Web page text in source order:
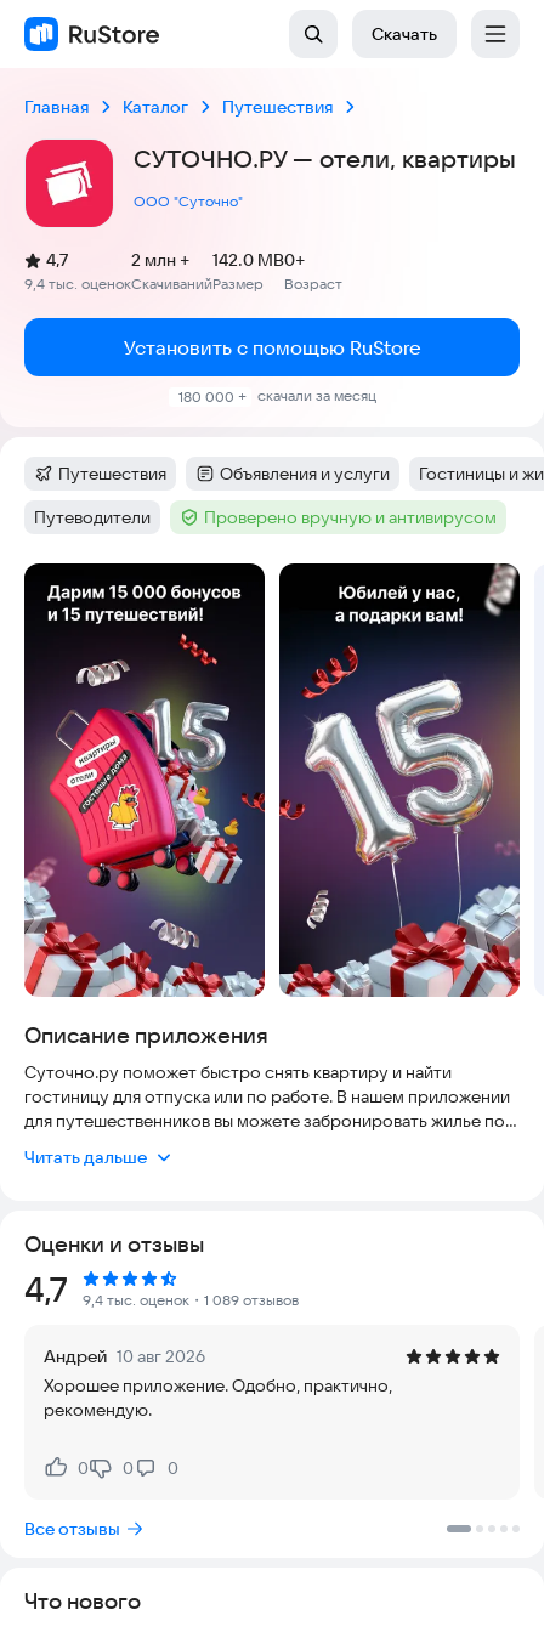
Скачать
Главная Каталог Путешествия
СУТОЧНО.РУ — отели, квартиры
ООО "Суточно"
Рейтинг:
4,7
(
9,4 тыс. оценок
)
Скачиваний
2 млн +
Размер
142.0 MB
Возраст
0+
Установить с помощью RuStore
180 000 + скачали за месяц
Категория:
Путешествия Категория:
Объявления и услуги Тег:
Гостиницы и
Тег:
Путеводители Тег :Проверено вручную и антивирусом
Скриншоты
Описание приложения
Суточно.ру поможет быстро снять квартиру и найти
гостиницу для отпуска или по работе. В нашем приложении
для путешественников вы можете забронировать жилье по
ближнем зарубежье.
Отдых на море и пляже, командировка, путешествие на
машине в другие города, дальняя поездка на выходные — на
Суточно.ру можно найти квартиру или снять номер в отеле
на все случаи жизни. Выбор огромный — более 420 000
хостелы, а также недорогие отели и гостиницы.
🌎 Путешествуйте по России и не только
любом городе России: Москва, Санкт-Петербург, Казань,
Сочи, Екатеринбург, Красная Поляна, горнолыжные курорты
ближнее зарубежье: например, Минск, Киев, страны Балтии,
достопримечательностью.
Читать дальше
Оценки и отзывы
Рейтинг:
4,7 9,4 тыс. оценок ・1 089 отзывов
Андрей 10 авг 2026
Хорошее приложение. Одобно, практично,
рекомендую.
Нравится:
0Не нравится:
0 0
Все отзывы
Что нового